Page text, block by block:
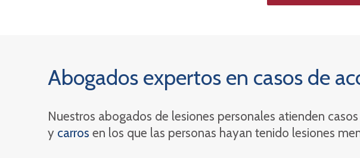
Abogados expertos en casos de
Nuestros abogados de lesiones personales atienden casos
y carros en los que las personas hayan tenido lesiones